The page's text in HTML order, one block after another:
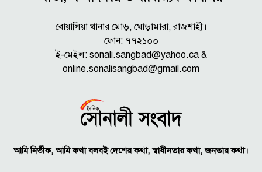
বোয়ালিয়া থানার মোড়, ঘোড়ামারা, রাজশাহী।
ফোন: ৭৭২১০০
ই-মেইল: sonali.sangbad@yahoo.ca &
online.sonalisangbad@gmail.com
আমি নির্ভীক, আমি কথা বলবই দেশের কথা, স্বাধীনতার কথা, জনতার কথা।